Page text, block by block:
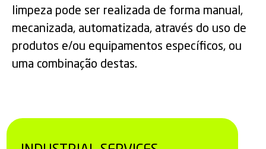
limpeza pode ser realizada de forma manual,
mecanizada, automatizada, através do uso de
produtos e/ou equipamentos específicos, ou
uma combinação destas.